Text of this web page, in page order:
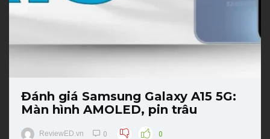
Đánh giá Samsung Galaxy A15 5G:
Màn hình AMOLED, pin trâu
ReviewED.vn 0 0